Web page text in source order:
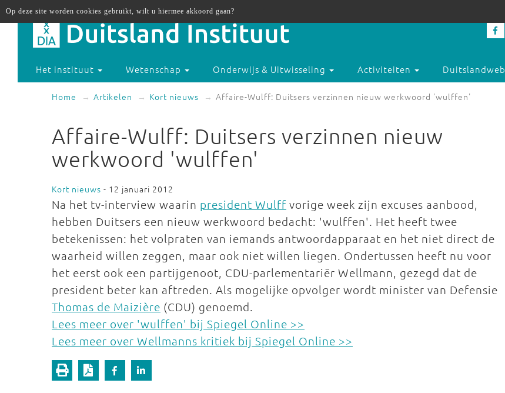
Het instituut Wetenschap Onderwijs & Uitwisseling Activiteiten Duitslandweb
Home Artikelen Kort nieuws Affaire-Wulff: Duitsers verzinnen nieuw werkwoord 'wulffen'
Affaire-Wulff: Duitsers verzinnen nieuw
werkwoord 'wulffen'
Kort nieuws - 12 januari 2012
Na het tv-interview waarin president Wulff vorige week zijn excuses aanbood,
hebben Duitsers een nieuw werkwoord bedacht: 'wulffen'. Het heeft twee
betekenissen: het volpraten van iemands antwoordapparaat en het niet direct de
waarheid willen zeggen, maar ook niet willen liegen. Ondertussen heeft nu voor
het eerst ook een partijgenoot, CDU-parlementariër Wellmann, gezegd dat de
president beter kan aftreden. Als mogelijke opvolger wordt minister van Defensie
Thomas de Maizière (CDU) genoemd.
Lees meer over 'wulffen' bij Spiegel Online >>
Lees meer over Wellmanns kritiek bij Spiegel Online >>
Op deze site worden cookies gebruikt, wilt u hiermee akkoord gaan?